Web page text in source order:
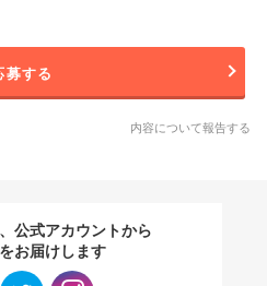
募する
内容について報告する
公式アカウントから
お届けします